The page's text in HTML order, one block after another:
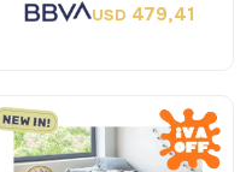
USD 479,41